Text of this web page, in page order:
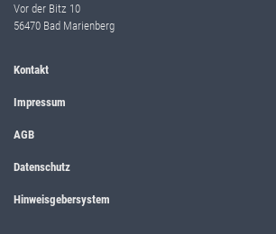
Vor der Bitz 10
56470 Bad Marienberg
Kontakt
Impressum
AGB
Datenschutz
Hinweisgebersystem